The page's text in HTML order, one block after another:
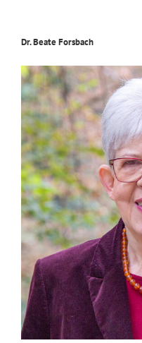
Dr. Beate Forsbach